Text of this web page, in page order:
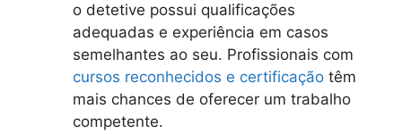
o detetive possui qualificações
adequadas e experiência em casos
semelhantes ao seu. Profissionais com
cursos reconhecidos e certificação têm
mais chances de oferecer um trabalho
competente.